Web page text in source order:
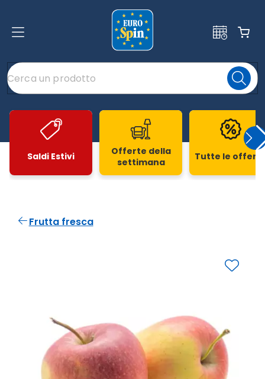
Saldi Estivi
Offerte della
settimana
Tutte le
Frutta fresca